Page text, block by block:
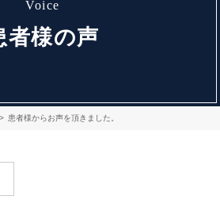
voice
者様の声
患者様からお声を頂きました。